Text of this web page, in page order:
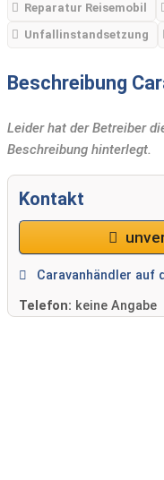
Reparatur Reisemobil
Unfallinstandsetzung
Beschreibung
Leider hat der Betreiber
Beschreibung hinterlegt.
Kontakt
Caravanhändler auf
Telefon: keine Angabe